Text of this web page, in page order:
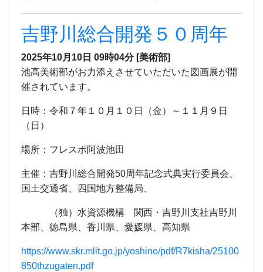
吉野川総合開発５０周年
2025年10月10日 09時04分 [美術部]
池高美術部がお力添えさせていただいた図画展が開
催されています。
日時：令和７年１０月１０日（金）～１１月９日
（日）
場所：フレスポ阿波池田
主催：吉野川総合開発50周年記念式典実行委員会、
国土交通省、四国地方整備局、
（独）水資源機構 関西・吉野川支社吉野川
本部、徳島県、香川県、愛媛県、高知県
https://www.skr.mlit.go.jp/yoshino/pdf/R7kisha/25100
850thzugaten.pdf